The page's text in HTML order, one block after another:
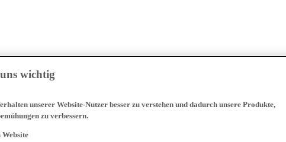
wichtig
unserer Website-Nutzer besser zu verstehen und dadurch unsere Produkte,
zu verbessern.